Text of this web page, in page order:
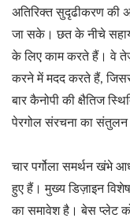
अतिरिक्त सुदृढीकरण की
जा सके। छत के नीचे
के लिए काम करते हैं। वे तेज़
करने में मदद करते हैं,
बार कैनोपी की क्षैतिज
पेरगोल संरचना का संतुलन
चार पर्गोला समर्थन खंभे
हुए हैं। मुख्य डिज़ाइन
का समावेश है। बेस प्लेट